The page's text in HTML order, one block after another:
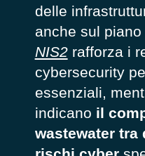
delle
anche sul
NIS2rafforza i
cybersecurity
essenziali,
indicano il
wastewater tra